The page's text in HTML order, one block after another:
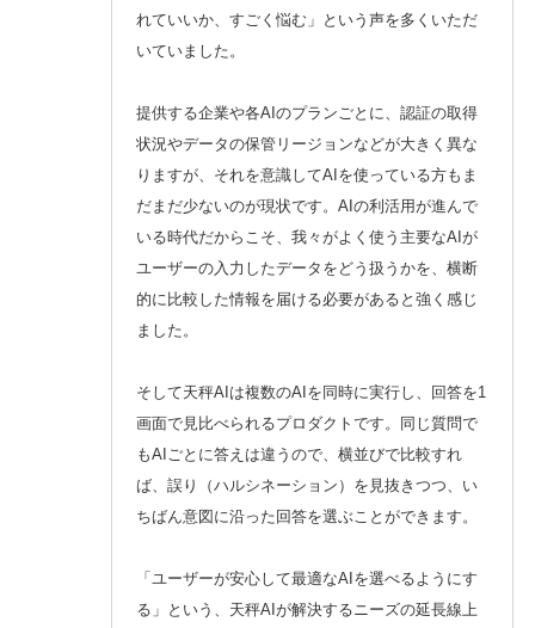
れていいか、すごく悩む」という声を多くいただ
いていました。
提供する企業や各AIのプランごとに、認証の取得
状況やデータの保管リージョンなどが大きく異な
りますが、それを意識してAIを使っている方もま
だまだ少ないのが現状です。AIの利活用が進んで
いる時代だからこそ、我々がよく使う主要なAIが
ユーザーの入力したデータをどう扱うかを、横断
的に比較した情報を届ける必要があると強く感じ
ました。
そして天秤AIは複数のAIを同時に実行し、回答を1
画面で見比べられるプロダクトです。同じ質問で
もAIごとに答えは違うので、横並びで比較すれ
ば、誤り（ハルシネーション）を見抜きつつ、い
ちばん意図に沿った回答を選ぶことができます。
「ユーザーが安心して最適なAIを選べるようにす
る」という、天秤AIが解決するニーズの延長線上